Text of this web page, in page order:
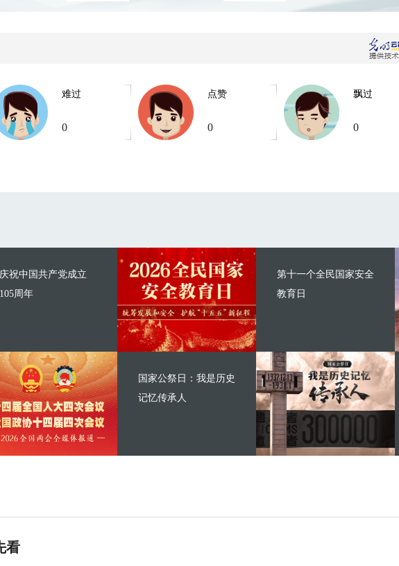
难过
0
点赞
0
飘过
0
庆祝中国共产党成立
105周年
第十一个全民国家安全
教育日
国家公祭日：我是历史
记忆传承人
看